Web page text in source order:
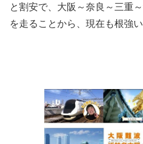
と割安で、大阪～奈良～三重
を走ることから、現在も根強い